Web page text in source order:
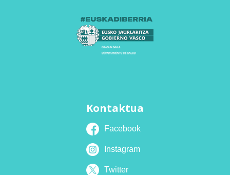
Kontaktua
Facebook
Instagram
Twitter